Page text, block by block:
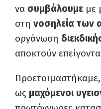
να συμβάλουμε με
στη νοσηλεία των
οργάνωση
αποκτούν
Προετοιμαστήκαμε,
ως μαχόμενοι